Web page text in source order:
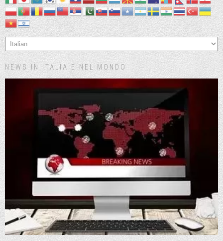
NEWS IN ITALIA E NEL MONDO